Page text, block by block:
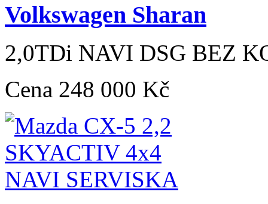
Volkswagen Sharan
2,0TDi NAVI DSG BEZ
Cena 248 000 Kč